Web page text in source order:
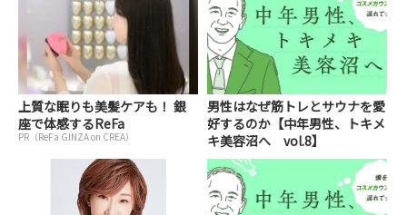
上質な眠りも美髪ケアも！ 銀
座で体感するReFa
PR（ReFa GINZA on CREA）
男性はなぜ筋トレとサウナを愛
好するのか【中年男性、トキメ
キ美容沼へ vol.8】